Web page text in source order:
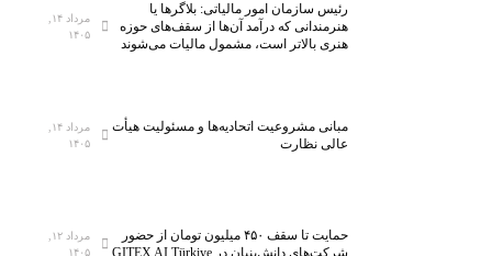
رئیس سازمان امور مالیاتی: بلاگر‌ها یا
هنرمندانی که درآمد آن‌ها از سقف‌های حوزه
هنری بالاتر است، مشمول مالیات می‌شوند
۱۴۰۵
مبانی مشروعیت اتحادیه‌ها و مسئولیت هیأت
عالی نظارت
۱۴۰۵
حمایت تا سقف ۴۵۰ میلیون تومان از حضور
شرکت‌های دانش‌بنیان در GITEX AI Türkiye
۱۴۰۵